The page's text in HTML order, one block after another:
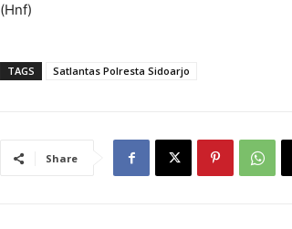
(Hnf)
TAGS Satlantas Polresta Sidoarjo
Share